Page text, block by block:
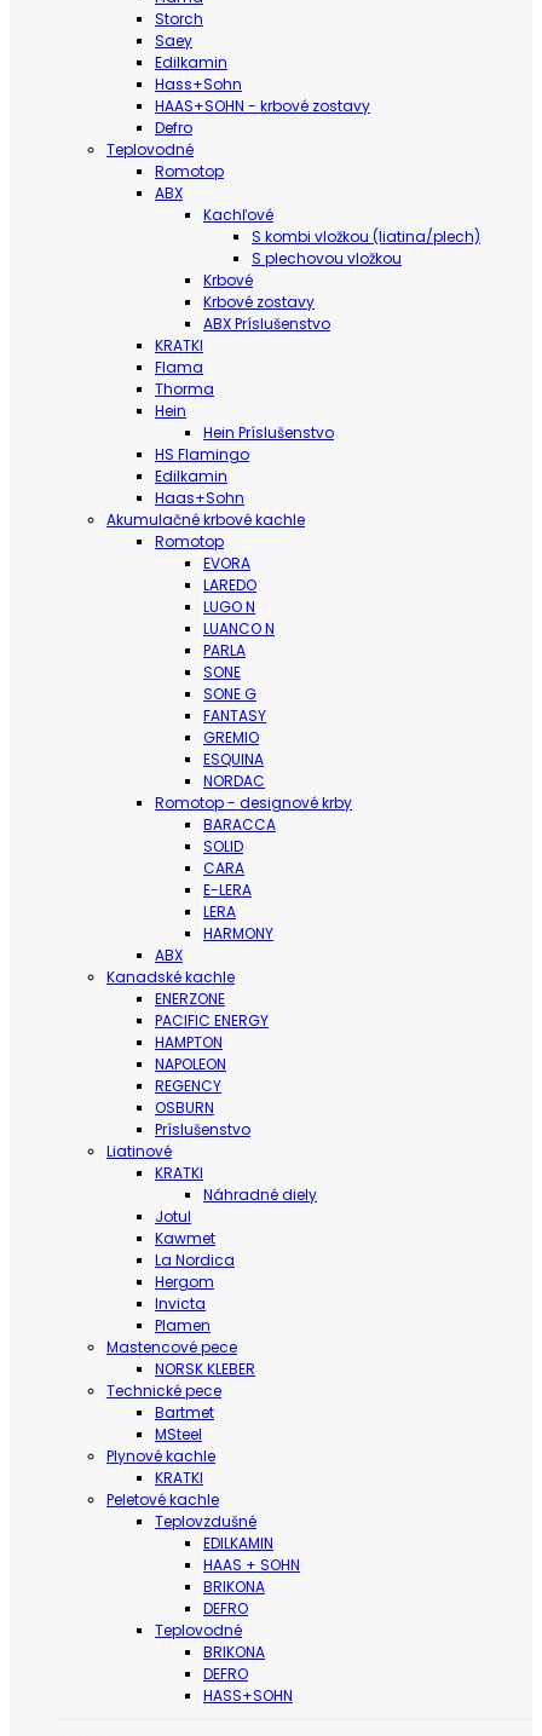
Storch
Saey
Edilkamin
Hass+Sohn
HAAS+SOHN - krbové zostavy
Defro
Teplovodné
Romotop
ABX
Kachľové
S kombi vložkou (liatina/plech)
S plechovou vložkou
Krbové
Krbové zostavy
ABX Príslušenstvo
KRATKI
Flama
Thorma
Hein
Hein Príslušenstvo
HS Flamingo
Edilkamin
Haas+Sohn
Akumulačné krbové kachle
Romotop
EVORA
LAREDO
LUGO N
LUANCO N
PARLA
SONE
SONE G
FANTASY
GREMIO
ESQUINA
NORDAC
Romotop - designové krby
BARACCA
SOLID
CARA
E-LERA
LERA
HARMONY
ABX
Kanadské kachle
ENERZONE
PACIFIC ENERGY
HAMPTON
NAPOLEON
REGENCY
OSBURN
Príslušenstvo
Liatinové
KRATKI
Náhradné diely
Jotul
Kawmet
La Nordica
Hergom
Invicta
Plamen
Mastencové pece
NORSK KLEBER
Technické pece
Bartmet
MSteel
Plynové kachle
KRATKI
Peletové kachle
Teplovzdušné
EDILKAMIN
HAAS + SOHN
BRIKONA
DEFRO
Teplovodné
BRIKONA
DEFRO
HASS+SOHN